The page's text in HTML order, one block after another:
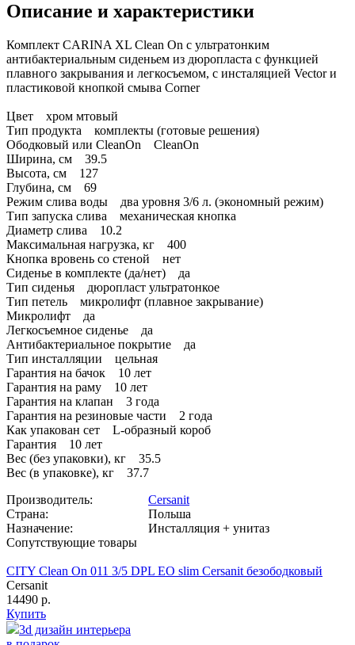
Описание и характеристики
Комплект CARINA XL Clean On с ультратонким
антибактериальным сиденьем из дюропласта с функцией
плавного закрывания и легкосъемом, с инсталяцией Vector и
пластиковой кнопкой смыва Corner
Цвет хром мтовый
Тип продукта комплекты (готовые решения)
Ободковый или CleanOn CleanOn
Ширина, см 39.5
Высота, см 127
Глубина, см 69
Режим слива воды два уровня 3/6 л. (экономный режим)
Тип запуска слива механическая кнопка
Диаметр слива 10.2
Максимальная нагрузка, кг 400
Кнопка вровень со стеной нет
Сиденье в комплекте (да/нет) да
Тип сиденья дюропласт ультратонкое
Тип петель микролифт (плавное закрывание)
Микролифт да
Легкосъемное сиденье да
Антибактериальное покрытие да
Тип инсталляции цельная
Гарантия на бачок 10 лет
Гарантия на раму 10 лет
Гарантия на клапан 3 года
Гарантия на резиновые части 2 года
Как упакован сет L-образный короб
Гарантия 10 лет
Вес (без упаковки), кг 35.5
Вес (в упаковке), кг 37.7
Производитель:
Cersanit
Страна:
Польша
Назначение:
Инсталляция + унитаз
Сопутствующие товары
CITY Clean On 011 3/5 DPL EO slim Cersanit безободковый
Cersanit
14490 р.
Купить
3d дизайн интерьера